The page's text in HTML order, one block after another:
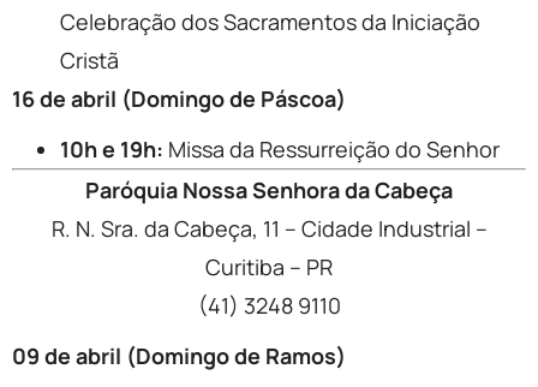
Celebração dos Sacramentos da Iniciação
Cristã
16 de abril (Domingo de Páscoa)
10h e 19h: Missa da Ressurreição do Senhor
Paróquia Nossa Senhora da Cabeça
R. N. Sra. da Cabeça, 11 – Cidade Industrial –
Curitiba – PR
(41) 3248 9110
09 de abril (Domingo de Ramos)